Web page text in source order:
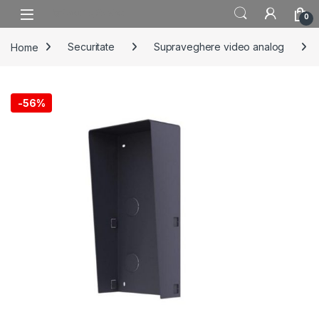
Skip to navigation
Skip to content
0
Home Securitate Supraveghere video analog
-56%